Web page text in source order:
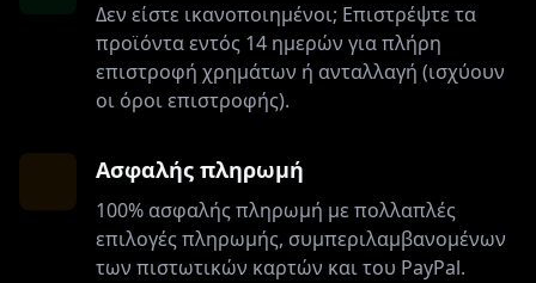
Δεν είστε ικανοποιημένοι; Επιστρέψτε τα
προϊόντα εντός 14 ημερών για πλήρη
επιστροφή χρημάτων ή ανταλλαγή (ισχύουν
οι όροι επιστροφής).
Ασφαλής πληρωμή
100% ασφαλής πληρωμή με πολλαπλές
επιλογές πληρωμής, συμπεριλαμβανομένων
των πιστωτικών καρτών και του PayPal.